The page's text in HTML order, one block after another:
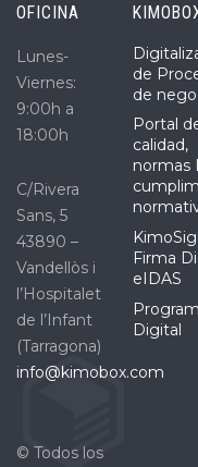
OFICINA
Lunes-
Viernes:
9:00h a
18:00h
C/Rivera
Sans, 5
43890 –
Vandellòs i
l’Hospitalet
de l’Infant
(Tarragona)
info@kimobox.com
© Todos los
de
de
Portal
calidad,
normas
Firma
eIDAS
Digital